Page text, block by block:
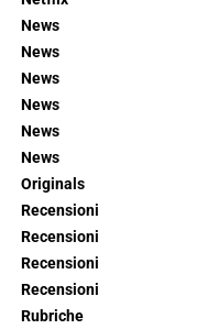
News
News
News
News
News
News
Originals
Recensioni
Recensioni
Recensioni
Recensioni
Rubriche